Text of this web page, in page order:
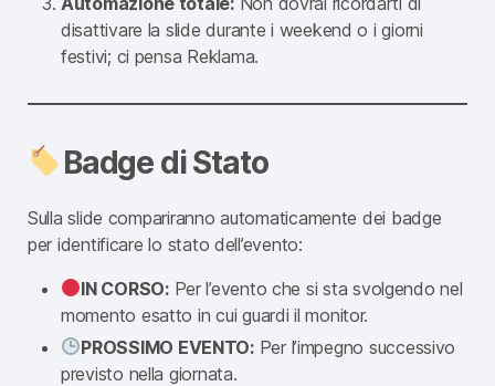
disattivare la slide durante i weekend o i giorni
festivi; ci pensa Reklama.
Badge di Stato
Sulla slide compariranno automaticamente dei badge
per identificare lo stato dell’evento:
IN CORSO:Per l’evento che si sta svolgendo nel
momento esatto in cui guardi il monitor.
PROSSIMO EVENTO:Per l’impegno successivo
previsto nella giornata.